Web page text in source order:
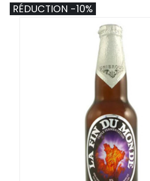
RÉDUCTION -10%